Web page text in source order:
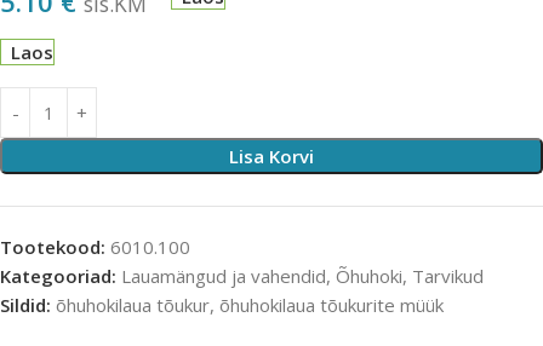
Laos
Lisa Korvi
Tootekood: 6010.100
Kategooriad: Lauamängud ja vahendid, Õhuhoki, Tarvikud
Sildid: õhuhokilaua tõukur, õhuhokilaua tõukurite müük